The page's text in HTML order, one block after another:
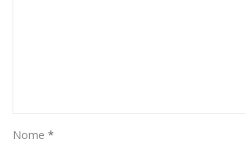
Nome *